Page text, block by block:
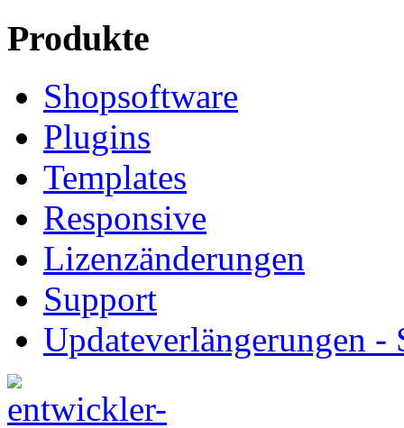
Produkte
Shopsoftware
Plugins
Templates
Responsive
Lizenzänderungen
Support
Updateverlängerungen -